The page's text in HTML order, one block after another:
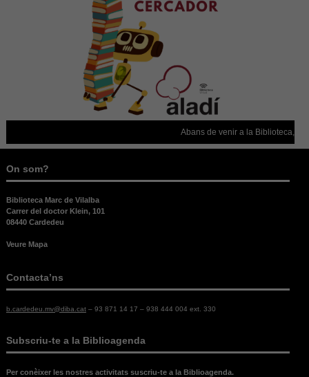
Abans de venir a la Biblioteca,
On som?
Biblioteca Marc de Vilalba
Carrer del doctor Klein, 101
08440 Cardedeu
Veure Mapa
Contacta’ns
b.cardedeu.mv@diba.cat– 93 871 14 17 – 938 444 004 ext. 330
Subscriu-te a la Biblioagenda
Per conèixer les nostres activitats suscriu-te a la Biblioagenda.
necessitem
aquestes
cookies.
Experiència
Per tal que el
el millor
del lloc web.